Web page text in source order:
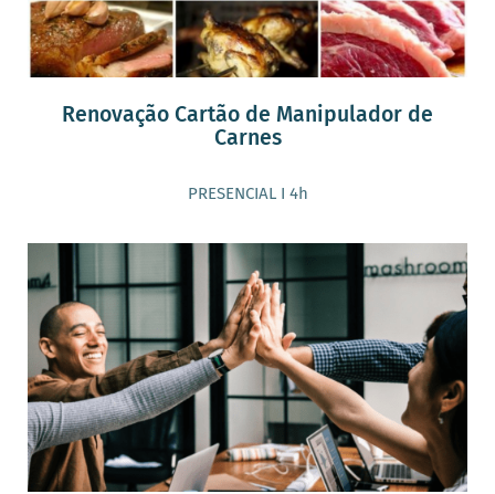
Renovação Cartão de Manipulador de
Carnes
PRESENCIAL I 4h